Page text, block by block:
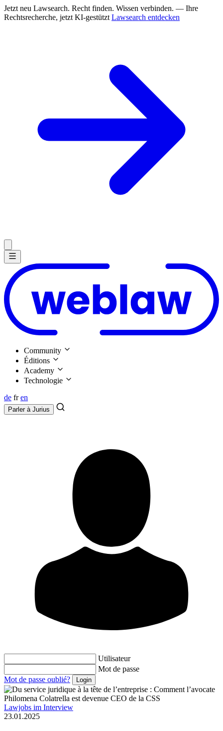
Jetzt neu Lawsearch. Recht finden. Wissen verbinden. — Ihre
Rechtsrecherche, jetzt KI-gestützt Lawsearch entdecken
Community
Éditions
Academy
Technologie
de fr en
Parler à Jurius
Utilisateur
Mot de passe
Mot de passe oublié?
Lawjobs im Interview
23.01.2025